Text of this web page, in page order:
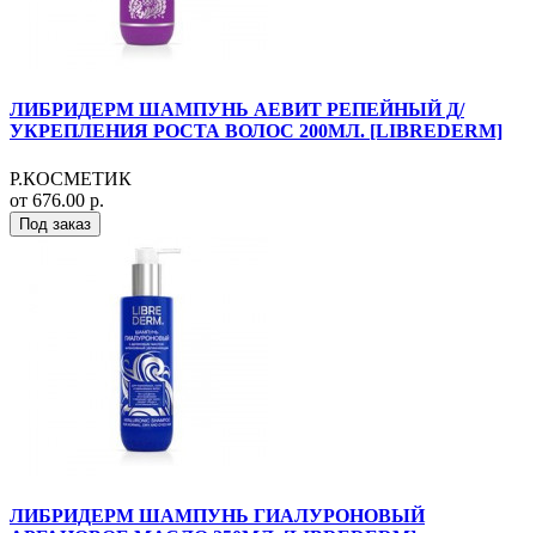
ЛИБРИДЕРМ ШАМПУНЬ АЕВИТ РЕПЕЙНЫЙ Д/
УКРЕПЛЕНИЯ РОСТА ВОЛОС 200МЛ. [LIBREDERM]
Р.КОСМЕТИК
от 676.00 р.
Под заказ
ЛИБРИДЕРМ ШАМПУНЬ ГИАЛУРОНОВЫЙ